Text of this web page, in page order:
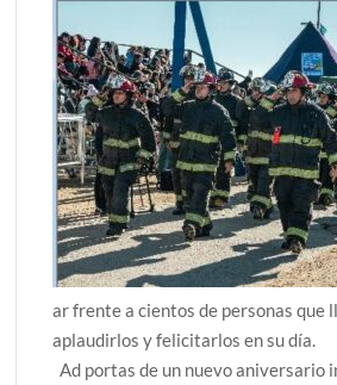
ar frente a cientos de personas que
aplaudirlos y felicitarlos en su día.
Ad portas de un nuevo aniversario